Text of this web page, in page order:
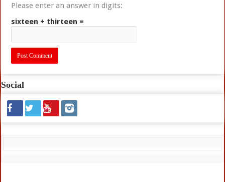
Please enter an answer in digits:
sixteen + thirteen =
Social